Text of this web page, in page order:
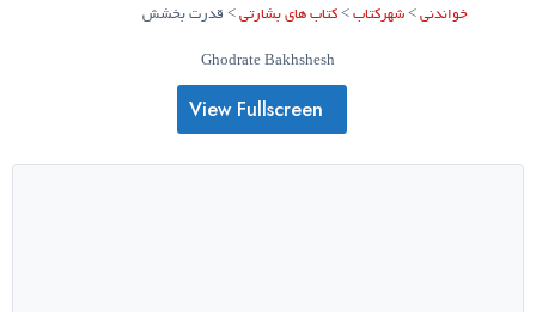
خواندنی> شهرکتاب> کتاب های بشارتی> قدرت بخشش
Ghodrate Bakhshesh
View Fullscreen